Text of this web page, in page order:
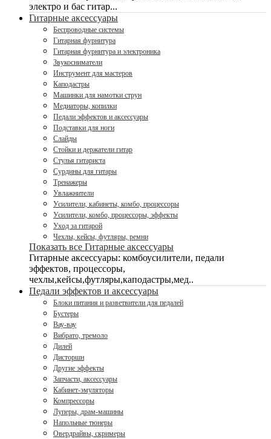
электро и бас гитар...
Гитарные аксессуары
Беспроводные системы
Гитарная фурнитура
Гитарная фурнитура и электроника
Звукосниматели
Инструмент для мастеров
Каподастры
Машинки для намотки струн
Медиаторы, копилки
Педали эффектов и аксессуары
Подставки для ноги
Слайды
Стойки и держатели гитар
Стулья гитариста
Сурдины для гитары
Тренажеры
Увлажнители
Усилители, кабинеты, комбо, процессоры
Усилители, комбо, процессоры, эффекты
Уход за гитарой
Чехлы, кейсы, футляры, ремни
Показать все Гитарные аксессуары
Гитарные аксессуары: комбоусилители, педали
эффектов, процессоры,
чехлы,кейсы,футляры,каподастры,мед..
Педали эффектов и аксессуары
Блоки питания и разветвители для педалей
Бустеры
Вау-вау
Вибрато, тремоло
Дилей
Дисторшн
Другие эффекты
Запчасти, аксессуары
Кабинет-эмуляторы
Компрессоры
Луперы, драм-машины
Напольные тюнеры
Овердрайвы, скримеры